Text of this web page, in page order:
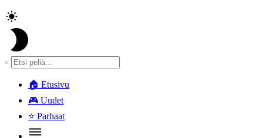
🏠 Etusivu
🎮 Uudet
⭐ Parhaat